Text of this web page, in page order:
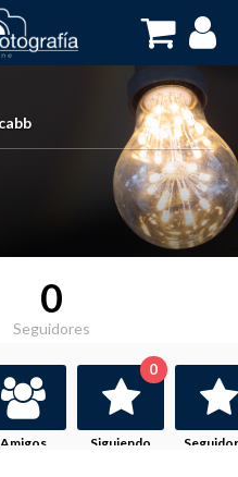
0
Seguidores
Amigos Siguiendo
0